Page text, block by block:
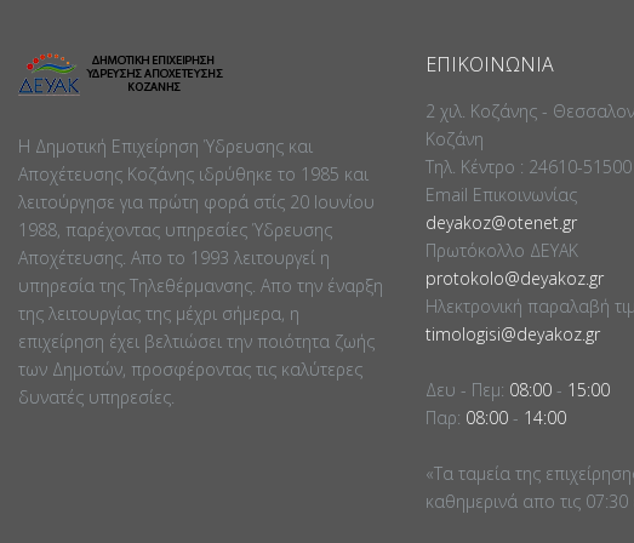
Η Δημοτική Επιχείρηση Ύδρευσης και
Αποχέτευσης Κοζάνης ιδρύθηκε το 1985 και
λειτούργησε για πρώτη φορά στίς 20 Ιουνίου
1988, παρέχοντας υπηρεσίες Ύδρευσης
Αποχέτευσης. Απο το 1993 λειτουργεί η
υπηρεσία της Τηλεθέρμανσης. Απο την έναρξη
της λειτουργίας της μέχρι σήμερα, η
επιχείρηση έχει βελτιώσει την ποιότητα ζωής
των Δημοτών, προσφέροντας τις καλύτερες
δυνατές υπηρεσίες.
ΕΠΙΚΟΙΝΩΝΊΑ
2 χιλ. Κοζάνης -
Κοζάνη
Τηλ. Κέντρο : 24610-
Email Επικοινωνίας
deyakoz@otenet.gr
Πρωτόκολλο ΔΕΥΑΚ
protokolo@deyakoz.gr
Ηλεκτρονική παραλαβή
timologisi@deyakoz.gr
Δευ - Πεμ: 08:00 - 15:00
Παρ: 08:00 - 14:00
«Τα ταμεία της
καθημερινά απο τις 07:30